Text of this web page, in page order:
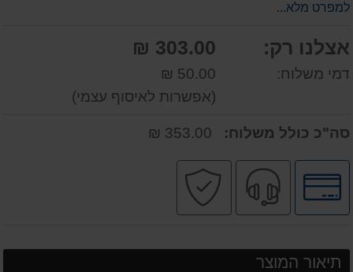
למפרט מלא...
אצלנו רק: 303.00 ₪
דמי משלוח:
50.00 ₪
(אפשרות לאיסוף עצמי)
סה"כ כולל משלוח:
לחץ
לאפשרויות
תשלומים
שירות
מקצועי
תיאור המוצר